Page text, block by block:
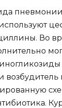
Во